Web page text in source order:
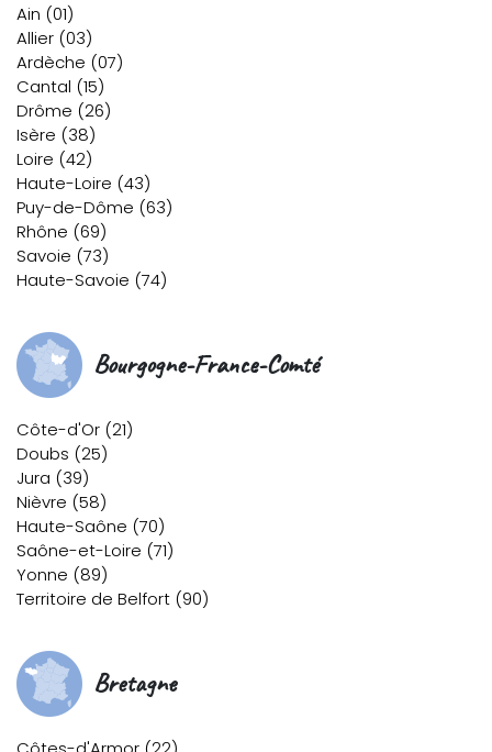
Ain (01)
Allier (03)
Ardèche (07)
Cantal (15)
Drôme (26)
Isère (38)
Loire (42)
Haute-Loire (43)
Puy-de-Dôme (63)
Rhône (69)
Savoie (73)
Haute-Savoie (74)
Bourgogne-France-Comté
Côte-d'Or (21)
Doubs (25)
Jura (39)
Nièvre (58)
Haute-Saône (70)
Saône-et-Loire (71)
Yonne (89)
Territoire de Belfort (90)
Bretagne